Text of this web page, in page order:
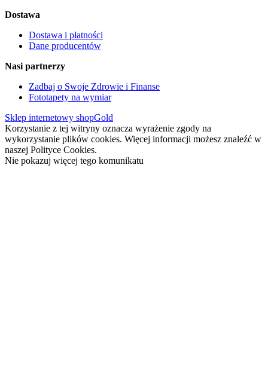
Dostawa
Dostawa i płatności
Dane producentów
Nasi partnerzy
Zadbaj o Swoje Zdrowie i Finanse
Fototapety na wymiar
Sklep internetowy shopGold
Korzystanie z tej witryny oznacza wyrażenie zgody na
wykorzystanie plików cookies. Więcej informacji możesz znaleźć w
naszej Polityce Cookies.
Nie pokazuj więcej tego komunikatu